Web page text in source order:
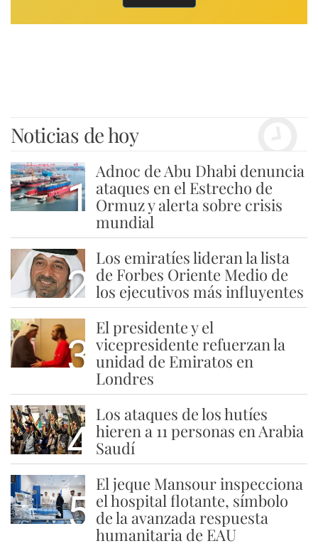
Noticias de hoy
1
Adnoc de Abu Dhabi denuncia
ataques en el Estrecho de
Ormuz y alerta sobre crisis
mundial
2
Los emiratíes lideran la lista
de Forbes Oriente Medio de
los ejecutivos más influyentes
3
El presidente y el
vicepresidente refuerzan la
unidad de Emiratos en
Londres
4
Los ataques de los hutíes
hieren a 11 personas en Arabia
Saudí
5
El jeque Mansour inspecciona
el hospital flotante, símbolo
de la avanzada respuesta
humanitaria de EAU